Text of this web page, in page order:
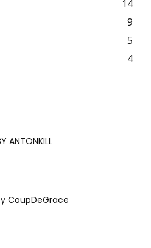
14
9
5
4
ANTONKILL
CoupDeGrace